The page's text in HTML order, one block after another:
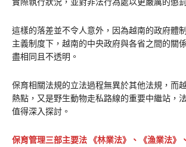
這樣的落差並不令人意外，因為越南的政府體
主義制度下，越南的中央政府與各省之間的關
盡相同且不透明。
保育相關法規的立法過程無異於其他法規，而
熱點，又是野生動物走私路線的重要中繼站，
值得深入探討。
保育管理三部主要法 《林業法》、《漁業法》